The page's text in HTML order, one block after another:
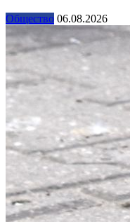
Общество 06.08.2026